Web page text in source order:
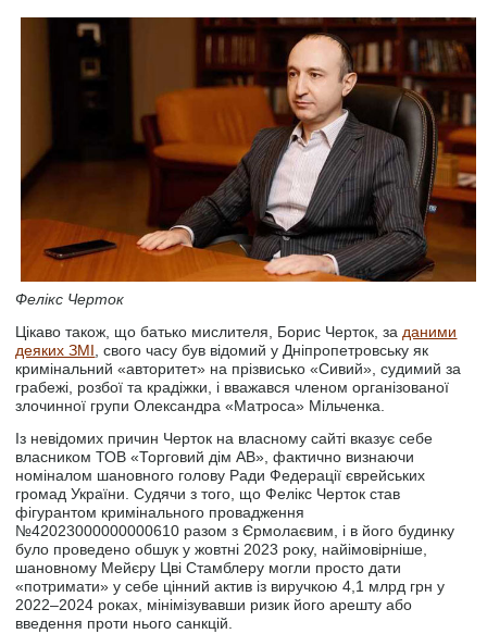
Фелікс Черток
Цікаво також, що батько мислителя, Борис Черток, заданими
деяких ЗМІ, свого часу був відомий у Дніпропетровську як
кримінальний «авторитет» на прізвисько «Сивий», судимий за
грабежі, розбої та крадіжки, і вважався членом організованої
злочинної групи Олександра «Матроса» Мільченка.
Із невідомих причин Черток на власному сайті вказує себе
власником ТОВ «Торговий дім АВ», фактично визнаючи
номіналом шановного голову Ради Федерації єврейських
громад України. Судячи з того, що Фелікс Черток став
фігурантом кримінального провадження
№42023000000000610 разом з Єрмолаєвим, і в його будинку
було проведено обшук у жовтні 2023 року, найімовірніше,
шановному Мейєру Цві Стамблеру могли просто дати
«потримати» у себе цінний актив із виручкою 4,1 млрд грн у
2022–2024 роках, мінімізувавши ризик його арешту або
введення проти нього санкцій.